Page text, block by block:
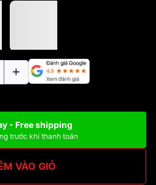
- Free shipping
trước khi thanh toán
VÀO GIỎ